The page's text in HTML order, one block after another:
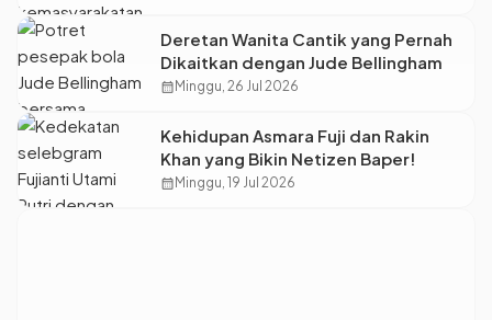
Deretan Wanita Cantik yang Pernah
Dikaitkan dengan Jude Bellingham
calendar_month Minggu, 26 Jul 2026
Kehidupan Asmara Fuji dan Rakin
Khan yang Bikin Netizen Baper!
calendar_month Minggu, 19 Jul 2026